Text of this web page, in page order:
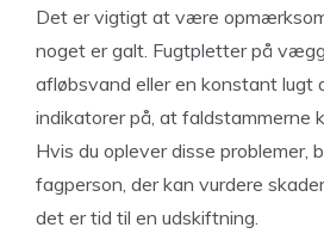
Det er vigtigt at være
noget er galt. Fugtpletter på
afløbsvand eller en konstant lugt
indikatorer på, at faldstammerne
Hvis du oplever disse problemer,
fagperson, der kan vurdere
det er tid til en udskiftning.